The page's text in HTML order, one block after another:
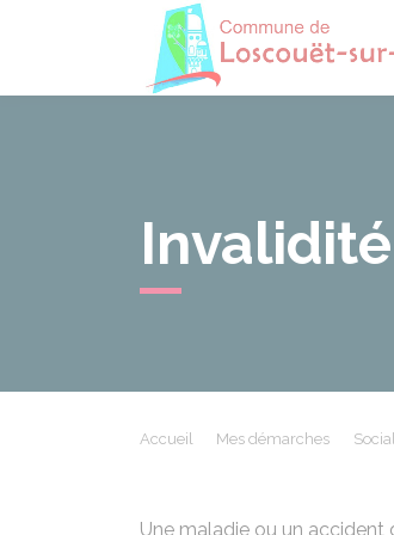
Accueil Mes démarches
Une maladie ou un